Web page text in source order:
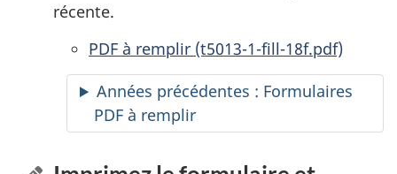
récente.
PDF à remplir accessibles
(t5013-1-fill-18f.pdf)
Années précédentes : Formulaires
PDF à rempliraccessibles